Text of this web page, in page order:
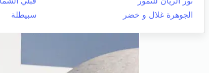
الجوهرة غلال و خضر
سبيطلة